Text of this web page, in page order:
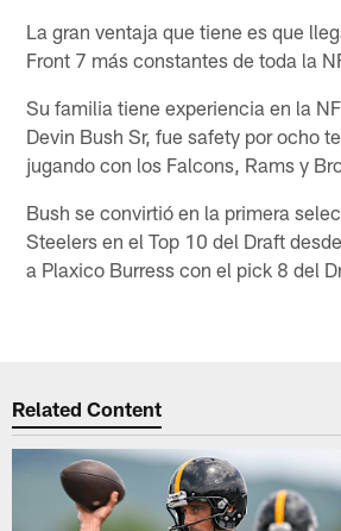
La gran ventaja que tiene es que
Front 7 más constantes de toda la
Su familia tiene experiencia en la
Devin Bush Sr, fue safety por ocho
jugando con los Falcons, Rams y
Bush se convirtió en la primera
Steelers en el Top 10 del Draft
a Plaxico Burress con el pick 8 del
Related Content